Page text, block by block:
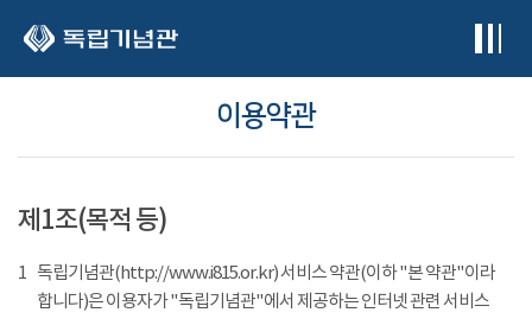
이용약관
제1조(목적 등)
1 독립기념관(http://www.i815.or.kr) 서비스 약관(이하 "본 약관"이라
합니다)은 이용자가 "독립기념관"에서 제공하는 인터넷 관련 서비스